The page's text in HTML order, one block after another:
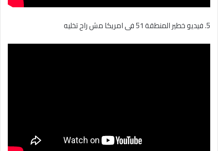
5. فيديو خطير المنطقة 51 فى امريكا مش راح تخليه